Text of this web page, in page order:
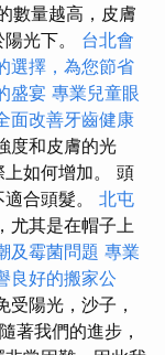
數量越高，皮膚
光下。 台北會
選擇，為您節省
盛宴 專業兒童眼
面改善牙齒健康
度和皮膚的光
如何增加。 頭
合頭髮。 北屯
尤其是在帽子上
及霉菌問題 專業
良好的搬家公
受陽光，沙子，
隨著我們的進步，